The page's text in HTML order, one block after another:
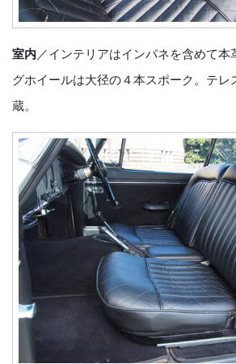
室内／インテリアはインパネを含めて本
グホイールは大径の４本スポーク。テレ
蔵。